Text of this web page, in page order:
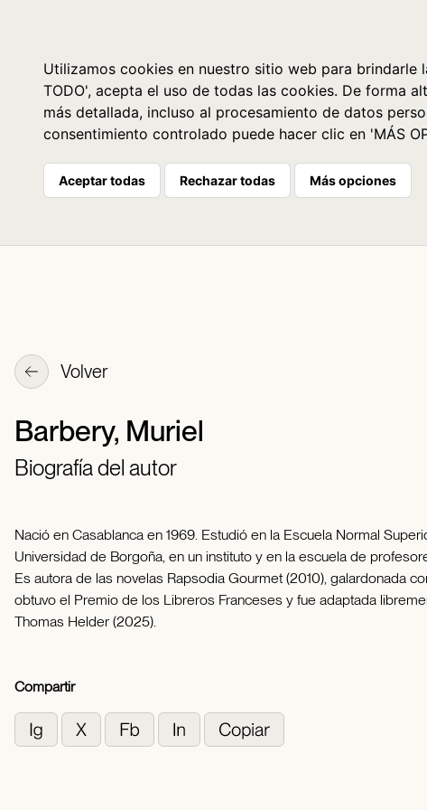
Utilizamos cookies en nuestro sitio web para brindarle
TODO', acepta el uso de todas las cookies. De forma
más detallada, incluso al procesamiento de datos
consentimiento controlado puede hacer clic en 'MÁS
Aceptar todas Rechazar todas Más opciones
Volver
Barbery, Muriel
Biografía del autor
Nació en Casablanca en 1969. Estudió en la Escuela Normal
Universidad de Borgoña, en un instituto y en la escuela de
Es autora de las novelas Rapsodia Gourmet (2010), galardonada
obtuvo el Premio de los Libreros Franceses y fue adaptada
Thomas Helder (2025).
Compartir